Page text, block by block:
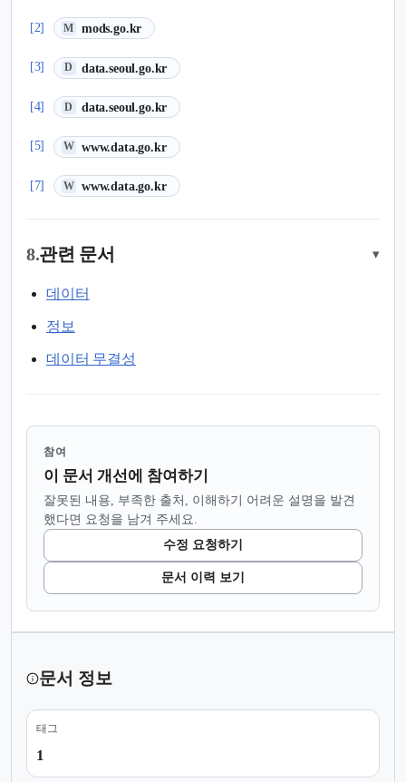
[2] M mods.go.kr
(새 탭에서 열림)
[3] D data.seoul.go.kr
(새 탭에서 열림)
[4] D data.seoul.go.kr
(새 탭에서 열림)
[5] W www.data.go.kr
(새 탭에서 열림)
[7] W www.data.go.kr
(새 탭에서 열림)
8.관련 문서 ▾
데이터
정보
데이터 무결성
참여
이 문서 개선에 참여하기
잘못된 내용, 부족한 출처, 이해하기 어려운 설명을 발견
했다면 요청을 남겨 주세요.
수정 요청하기
문서 이력 보기
문서 정보
태그
1